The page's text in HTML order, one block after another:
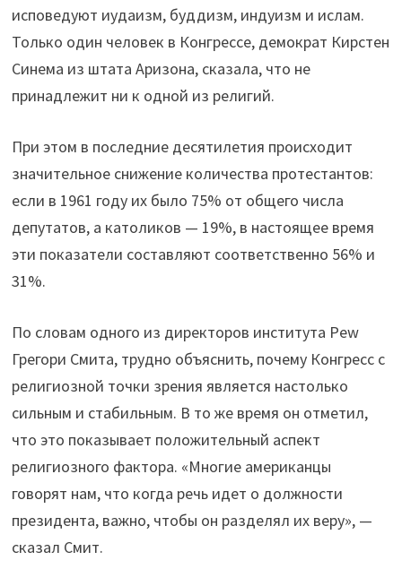
исповедуют иудаизм, буддизм, индуизм и ислам.
Только один человек в Конгрессе, демократ Кирстен
Синема из штата Аризона, сказала, что не
принадлежит ни к одной из религий.
При этом в последние десятилетия происходит
значительное снижение количества протестантов:
если в 1961 году их было 75% от общего числа
депутатов, а католиков — 19%, в настоящее время
эти показатели составляют соответственно 56% и
31%.
По словам одного из директоров института Pew
Грегори Смита, трудно объяснить, почему Конгресс с
религиозной точки зрения является настолько
сильным и стабильным. В то же время он отметил,
что это показывает положительный аспект
религиозного фактора. «Многие американцы
говорят нам, что когда речь идет о должности
президента, важно, чтобы он разделял их веру», —
сказал Смит.